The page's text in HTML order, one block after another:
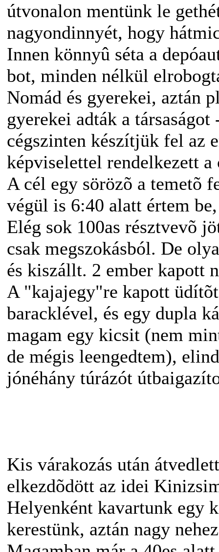
útvonalon mentünk le
nagyondinnyét, hogy
Innen könnyû séta a
bot, minden nélkül
Nomád és gyerekei, aztán
gyerekei adták a
cégszinten készítjük fel az
képviselettel rendelkezett
A cél egy sörözõ a temetõ
végül is 6:40 alatt értem
Elég sok 100as résztvevõ
csak megszokásból. De
és kiszállt. 2 ember kapott
A "kajajegy"re kapott
baracklével, és egy dupla
magam egy kicsit (nem
de mégis leengedtem),
jónéhány túrázót
Kis várakozás után
elkezdõdött az idei
Helyenként kavartunk egy
kerestünk, aztán nagy